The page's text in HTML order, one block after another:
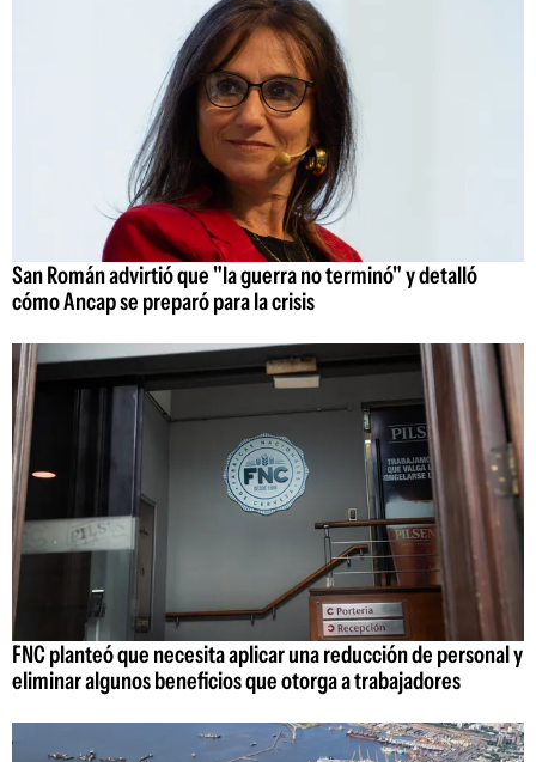
San Román advirtió que "la guerra no terminó" y detalló
cómo Ancap se preparó para la crisis
FNC planteó que necesita aplicar una reducción de personal y
eliminar algunos beneficios que otorga a trabajadores